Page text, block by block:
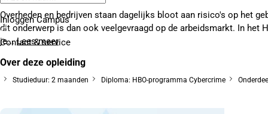
Inloggen Campus
Contact& service
Overheden en bedrijven staan dagelijks bloot aan risico's op het
dit onderwerp is dan ook veelgevraagd op de arbeidsmarkt. In het
je...Lees meer
Over deze opleiding
Studieduur: 2 maanden Diploma: HBO-programma Cybercrime